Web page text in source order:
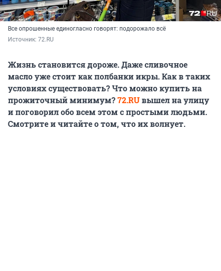
Все опрошенные единогласно говорят: подорожало всё
Источник: 72.RU
Жизнь становится дороже. Даже сливочное
масло уже стоит как полбанки икры. Как в таких
условиях существовать? Что можно купить на
прожиточный минимум?72.RUвышел на улицу
и поговорил обо всем этом с простыми людьми.
Смотрите и читайте о том, что их волнует.